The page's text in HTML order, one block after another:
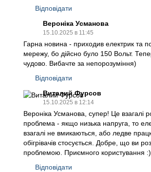
Відповідати
Вероніка Усманова
15.10.2025 в 11:45
Гарна новина - приходив електрик та
мережу, бо дійсно було 150 Вольт.
чудово. Вибачте за непорозуміння)
Відповідати
Виталий Фурсов
15.10.2025 в 12:14
Вероніка Усманова, супер! Це взагалі
проблема - якщо низька напруга, то
взагалі не вмикаються, або ледве
обігрівачів стосується. Добре, що ви
проблемою. Приємного користування :)
Відповідати